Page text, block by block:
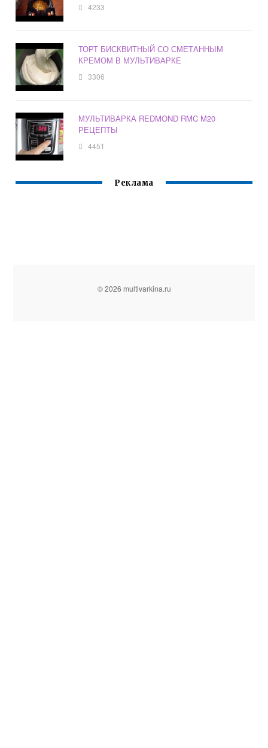
4233
ТОРТ БИСКВИТНЫЙ СО СМЕТАННЫМ
КРЕМОМ В МУЛЬТИВАРКЕ
3306
МУЛЬТИВАРКА REDMOND RMC M20
РЕЦЕПТЫ
4451
Реклама
© 2026 multivarkina.ru